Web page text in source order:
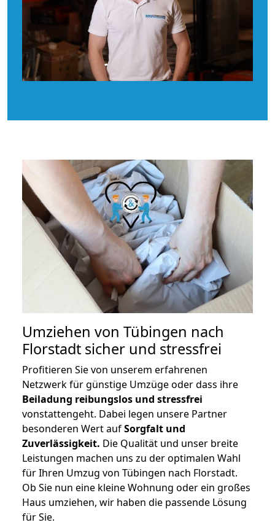
Umziehen von Tübingen nach
Florstadt sicher und stressfrei
Profitieren Sie von unserem erfahrenen
Netzwerk für günstige Umzüge oder dass ihre
Beiladung reibungslos und stressfrei
vonstattengeht. Dabei legen unsere Partner
besonderen Wert aufSorgfalt und
Zuverlässigkeit. Die Qualität und unser breite
Leistungen machen uns zu der optimalen Wahl
für Ihren Umzug von Tübingen nach Florstadt.
Ob Sie nun eine kleine Wohnung oder ein großes
Haus umziehen, wir haben die passende Lösung
für Sie.